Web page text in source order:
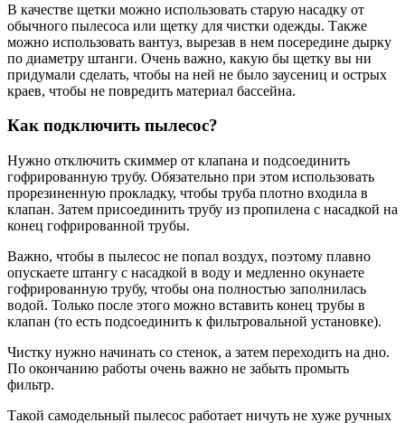
В качестве щетки можно использовать старую насадку от
обычного пылесоса или щетку для чистки одежды. Также
можно использовать вантуз, вырезав в нем посередине дырку
по диаметру штанги. Очень важно, какую бы щетку вы ни
придумали сделать, чтобы на ней не было заусениц и острых
краев, чтобы не повредить материал бассейна.
Как подключить пылесос?
Нужно отключить скиммер от клапана и подсоединить
гофрированную трубу. Обязательно при этом использовать
прорезиненную прокладку, чтобы труба плотно входила в
клапан. Затем присоединить трубу из пропилена с насадкой на
конец гофрированной трубы.
Важно, чтобы в пылесос не попал воздух, поэтому плавно
опускаете штангу с насадкой в воду и медленно окунаете
гофрированную трубу, чтобы она полностью заполнилась
водой. Только после этого можно вставить конец трубы в
клапан (то есть подсоединить к фильтровальной установке).
Чистку нужно начинать со стенок, а затем переходить на дно.
По окончанию работы очень важно не забыть промыть
фильтр.
Такой самодельный пылесос работает ничуть не хуже ручных